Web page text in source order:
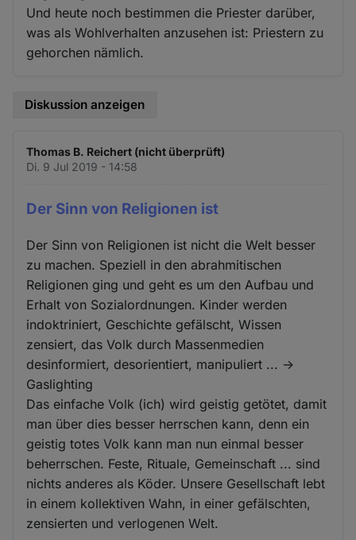
Und heute noch bestimmen die Priester darüber,
was als Wohlverhalten anzusehen ist: Priestern zu
gehorchen nämlich.
Diskussion anzeigen
Thomas B. Reichert (nicht überprüft)
Di. 9 Jul 2019 - 14:58
Der Sinn von Religionen ist
Der Sinn von Religionen ist nicht die Welt besser
zu machen. Speziell in den abrahmitischen
Religionen ging und geht es um den Aufbau und
Erhalt von Sozialordnungen. Kinder werden
indoktriniert, Geschichte gefälscht, Wissen
zensiert, das Volk durch Massenmedien
desinformiert, desorientiert, manipuliert ... ->
Gaslighting
Das einfache Volk (ich) wird geistig getötet, damit
man über dies besser herrschen kann, denn ein
geistig totes Volk kann man nun einmal besser
beherrschen. Feste, Rituale, Gemeinschaft ... sind
nichts anderes als Köder. Unsere Gesellschaft lebt
in einem kollektiven Wahn, in einer gefälschten,
zensierten und verlogenen Welt.